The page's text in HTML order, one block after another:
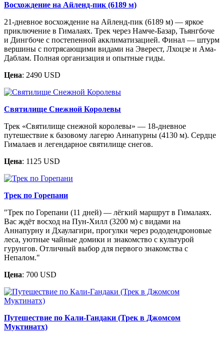
Восхождение на Айленд-пик (6189 м)
21-дневное восхождение на Айленд-пик (6189 м) — яркое
приключение в Гималаях. Трек через Намче-Базар, Тьянгбоче
и Дингбоче с постепенной акклиматизацией. Финал — штурм
вершины с потрясающими видами на Эверест, Лхоцзе и Ама-
Даблам. Полная организация и опытные гиды.
Цена: 2490 USD
Святилище Снежной Королевы
Трек «Святилище снежной королевы» — 18-дневное
путешествие к базовому лагерю Аннапурны (4130 м). Сердце
Гималаев и легендарное святилище снегов.
Цена: 1125 USD
Трек по Горепани
"Трек по Горепани (11 дней) — лёгкий маршрут в Гималаях.
Вас ждёт восход на Пун-Хилл (3200 м) с видами на
Аннапурну и Дхаулагири, прогулки через рододендроновые
леса, уютные чайные домики и знакомство с культурой
гурунгов. Отличный выбор для первого знакомства с
Непалом."
Цена: 700 USD
Путешествие по Кали-Гандаки (Трек в Джомсом
Муктинатх)